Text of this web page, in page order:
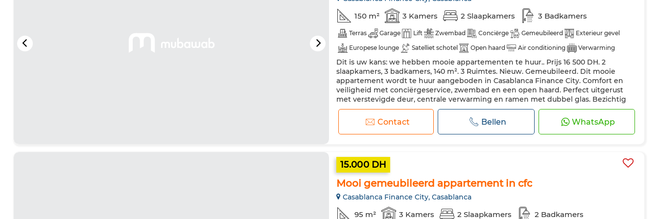
150 m² 3 Kamers 2 Slaapkamers 3 Badkamers
Terras Garage Lift Zwembad Conciërge Gemeubileerd
Exterieur gevel
Europese lounge
Satelliet schotel Open haard Air conditioning
Verwarming
Beveiliging
Dubbel glas Verstevigde deur Uitgeruste keuken Koelkast
Tv
Vaatwasser Internet
Dit is uw kans: we hebben mooie appartementen te huur.. Prijs 16 500 DH. 2
slaapkamers, 3 badkamers, 140 m². 3 Ruimtes. Nieuw. Gemeubileerd. Dit mooie
appartement wordt te huur aangeboden in Casablanca Finance City. Comfort en
veiligheid met conciërgeservice, zwembad en een open haard. Perfect uitgerust
met verstevigde deur, centrale verwarming en ramen met dubbel glas. Bezichtig
dit appartement als eerste. De accommodatie heeft een tuin en...
Contact Bellen WhatsApp
15.000 DH
Mooi gemeubileerd appartement in cfc
Casablanca Finance City, Casablanca
95 m² 3 Kamers 2 Slaapkamers 2 Badkamers